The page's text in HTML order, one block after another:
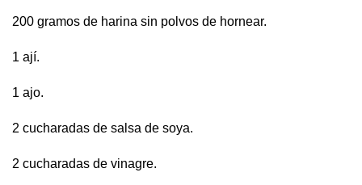
200 gramos de harina sin polvos de hornear.
1 ají.
1 ajo.
2 cucharadas de salsa de soya.
2 cucharadas de vinagre.